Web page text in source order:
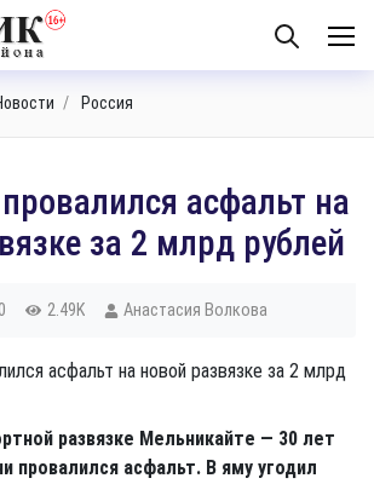
Россия
асфальт на
за 2 млрд рублей
2.49K Анастасия Волкова
развязке Мельникайте — 30 лет
провалился асфальт. В яму угодил